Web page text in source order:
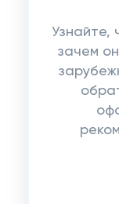
Узнайте,
зачем